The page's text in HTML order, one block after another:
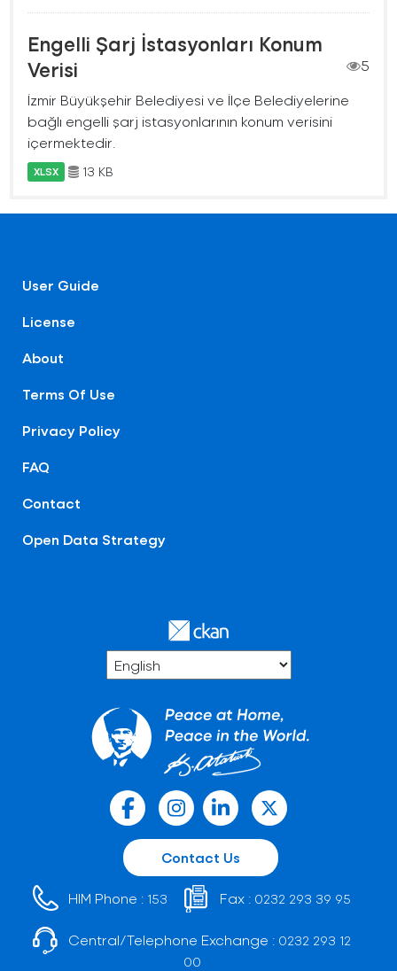
Engelli Şarj İstasyonları Konum
Verisi
5
İzmir Büyükşehir Belediyesi ve İlçe Belediyelerine
bağlı engelli şarj istasyonlarının konum verisini
içermektedir.
XLSX 13 KB
User Guide
License
About
Terms Of Use
Privacy Policy
FAQ
Contact
Open Data Strategy
Contact Us
HIM Phone : 153 Fax : 0232 293 39 95
Central/Telephone Exchange : 0232 293 12
00